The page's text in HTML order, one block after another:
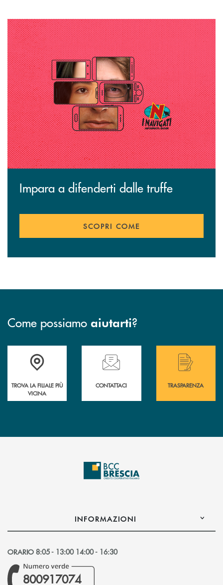
Scopri come
Impara a difenderti dalle truffe
SCOPRI COME
Come possiamo aiutarti?
Accedi all' elenco completo delle filiali .
TROVA LA FILIALE PIÙ
VICINA
Hai bisogno di assistenza immediata?
CONTATTACI
Hai bisogno di
TRASPARENZA
INFORMAZIONI
ORARIO 8:05 - 13:00 14:00 - 16:30
800917074